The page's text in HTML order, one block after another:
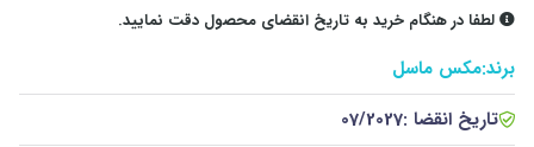
لطفا در هنگام خرید به تاریخ انقضای محصول دقت نمایید.
برند:مکس ماسل
تاریخ انقضا :07/2027